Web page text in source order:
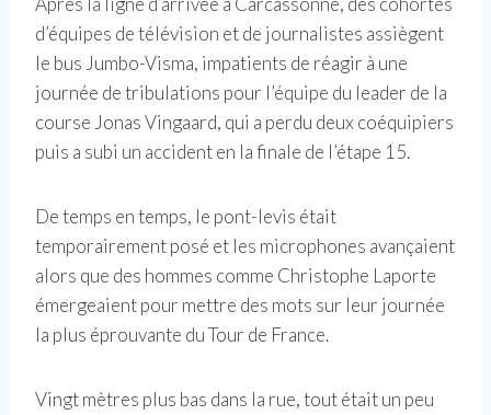
d’équipes de télévision et de journalistes assiègent
le bus Jumbo-Visma, impatients de réagir à une
journée de tribulations pour l’équipe du leader de la
course Jonas Vingaard, qui a perdu deux coéquipiers
puis a subi un accident en la finale de l’étape 15.
De temps en temps, le pont-levis était
temporairement posé et les microphones avançaient
alors que des hommes comme Christophe Laporte
émergeaient pour mettre des mots sur leur journée
la plus éprouvante du Tour de France.
Vingt mètres plus bas dans la rue, tout était un peu